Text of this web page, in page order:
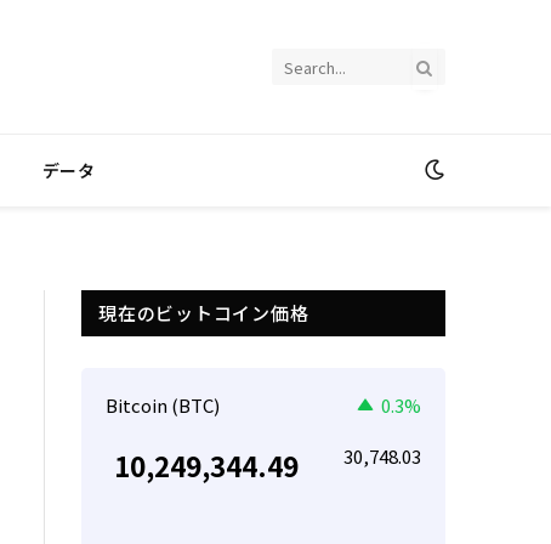
データ
現在のビットコイン価格
Bitcoin (BTC) 0.3%
10,249,344.49 30,748.03